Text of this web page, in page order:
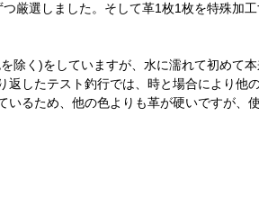
厳選しました。そして革1枚1枚を特殊加
除く)をしていますが、水に濡れて初めて
したテスト釣行では、時と場合により他
るため、他の色よりも革が硬いですが、